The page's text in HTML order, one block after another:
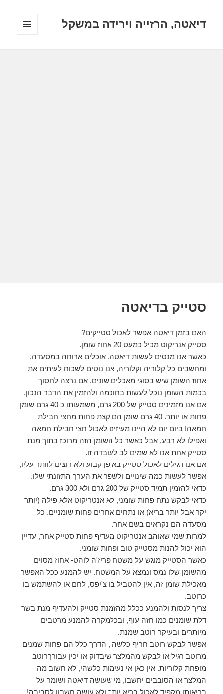
דיאטה, הרזייה וירידה במשקל
סטייק בדיאטה
האם בזמן דיאטה אפשר לאכול סטייקים?
סטייק אנריקוט מכיל כמעט 20 אחוז שומן.
כאשר אנו מנסים לעשות דיאטה, אוכלים ארוחה במסעדה,
ומחשבים כל קלוריה וקלוריה, אנו נוטים לשכוח לעיתים את
אחוז השומן שיש בסוגי מאכלים שונים. אם נרצה לחסוך
בכמות השומן נוכל לעשות בחוכמה ולהזמין את הדבר הנכון.
אם אנו מזמינים סטייק של 200 גרם, משמעותו כ 40 גרם שומן
פחות או יותר. 40 גרם שומן הם קצת פחות מחצי חבילת
חמאה! ביום יום לא היינו מעיזים לאכול חצי חבילת חמאה
ואפילו לא רבע, אבל כאשר כל השומן הזה מרוכז בתוך מנת
סטייק אחת אנו לא שמים לב לעובדה זו.
אם אנו רגילים לאכול סטייק באופן קבוע ולא רוצים לוותר עליו,
אפשר לעשות כמה שינויים ולשפר את הערך התזונתי שלו.
כדאי להזמין תמיד סטייק של 200 גרם ולא 300 גרם.
כדאי לבקש נתח פחות שומני, לא אנטריקוט אלא פילה (יותר
יקר אבל יותר בריא) או נתחים אחרים פחות שומניים. כל
מסעדה הם נקראים בשם אחר.
למרות שמי שאוהב אנטריקוט מעדיף פחות סטייק אחר, עדיין
הוא יכול להנות מסטייק טוב ופחות שומני.
כאשר הסטייק מוגש על משטח פריז'ה לוהט- אחוז מסוים
מהשומן שלו נמס ונמצא על המשטח. יש להמנע ככל האפשר
מאכילת שומן זה, אין להטביל בו צ'יפס, לחם או להשתמש בו
כרוטב.
צריך לנסות ולהמנע ככלל מהזמנת סטייק ולהעדיף מנת בשר
דלת שומנים כמו חזה עוף, ובכלמקרה להמנע מרטבים
מיותרים ובעיקר רוטב שמנת.
אפשר לבקש רוטב חריף כלשהו, הדרך כלל הם פחות שמנים
מרוטב רגיל או לבקש מהמלצר שיבדוק או יכין עבורךרוטב
מופחת קלוריות. אין כאן אי נעימות כלשהי, לא חשוב מה
המלצר או הסובבים יחשבו, מי שעושה דיאטה ושומר על
בריאותו מקפיד לאכול בריא יותר ולא עושה חשבון לסביבה!